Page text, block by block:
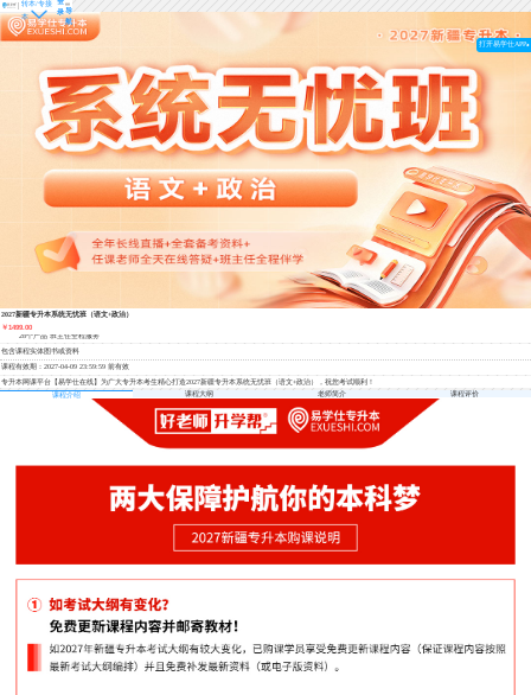
转本/专接
本
登
录导
航
打开易学仕APP
2027新疆专升本系统无忧班（语文+政治）
￥1499.00
28个产品 班主任全程服务
包含课程实体图书或资料
课程有效期：2027-04-09 23:59:59 前有效
专升本网课平台【易学仕在线】为广大专升本考生精心打造2027新疆专升本系统无忧班（语文+政治），祝您考试顺利！
课程介绍
课程大纲 老师简介 课程评价